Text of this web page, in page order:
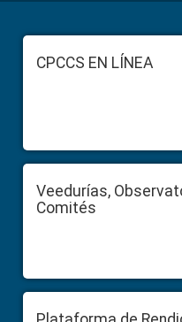
FooterCPCCS EN LÍNEA
Veedurías,
Comités